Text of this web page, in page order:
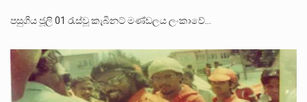
පසුගිය ජූලි 01 රැස්වූ කැබිනට් මණ්ඩලය ලංකාවේ…